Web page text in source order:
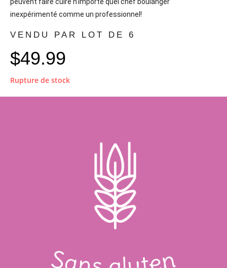
inexpérimenté comme un professionnel!
VENDU PAR LOT DE 6
$49.99
Rupture de stock